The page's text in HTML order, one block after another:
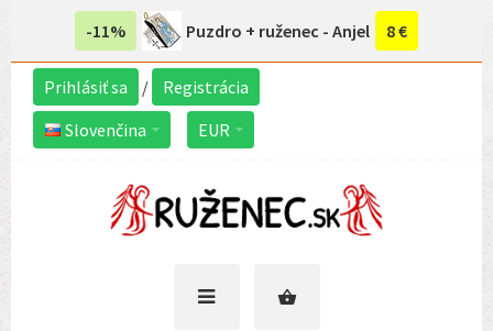
-11% Puzdro + ruženec - Anjel 8 €
Prihlásiť sa /
Registrácia
Slovenčina
EUR